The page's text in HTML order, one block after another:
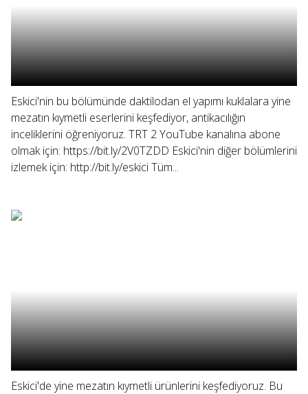
Eskici'nin bu bölümünde daktilodan el yapımı kuklalara yine
mezatın kıymetli eserlerini keşfediyor, antikacılığın
inceliklerini öğreniyoruz. TRT 2 YouTube kanalına abone
olmak için: https://bit.ly/2V0TZDD Eskici'nin diğer bölümlerini
izlemek için: http://bit.ly/eskici Tüm...
Eskici'de yine mezatın kıymetli ürünlerini keşfediyoruz. Bu